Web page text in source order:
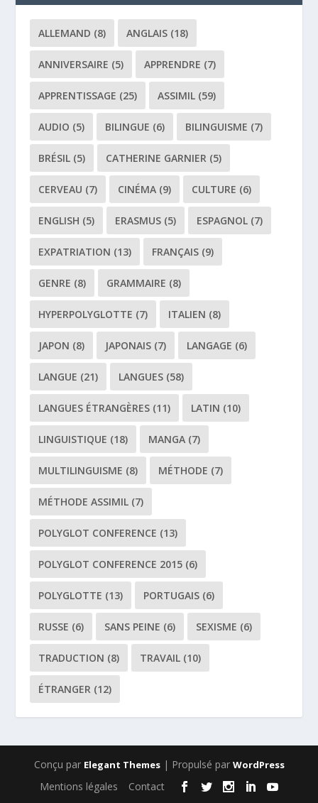
ALLEMAND (8) ANGLAIS (18)
ANNIVERSAIRE (5) APPRENDRE (7)
APPRENTISSAGE (25) ASSIMIL (59)
AUDIO (5) BILINGUE (6) BILINGUISME (7)
BRÉSIL (5) CATHERINE GARNIER (5)
CERVEAU (7) CINÉMA (9) CULTURE (6)
ENGLISH (5) ERASMUS (5) ESPAGNOL (7)
EXPATRIATION (13) FRANÇAIS (9)
GENRE (8) GRAMMAIRE (8)
HYPERPOLYGLOTTE (7) ITALIEN (8)
JAPON (8) JAPONAIS (7) LANGAGE (6)
LANGUE (21) LANGUES (58)
LANGUES ÉTRANGÈRES (11) LATIN (10)
LINGUISTIQUE (18) MANGA (7)
MULTILINGUISME (8) MÉTHODE (7)
MÉTHODE ASSIMIL (7)
POLYGLOT CONFERENCE (13)
POLYGLOT CONFERENCE 2015 (6)
POLYGLOTTE (13) PORTUGAIS (6)
RUSSE (6) SANS PEINE (6) SEXISME (6)
TRADUCTION (8) TRAVAIL (10)
ÉTRANGER (12)
Conçu par Elegant Themes| Propulsé par WordPress
Mentions légales Contact